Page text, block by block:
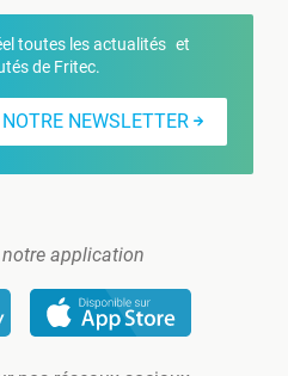
toutes les actualités et
de Fritec.
NEWSLETTER
notre application